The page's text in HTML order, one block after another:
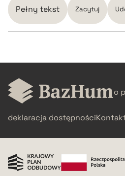
pobierz cytat
Pełny tekst Zacytuj
CZYSTY TEKST
pobierz cytat
BIBTEX
o
deklaracja dostępności